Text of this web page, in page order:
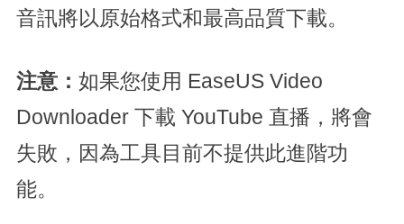
音訊將以原始格式和最高品質下載。
注意： 如果您使用 EaseUS Video
Downloader 下載 YouTube 直播，將會
失敗，因為工具目前不提供此進階功
能。